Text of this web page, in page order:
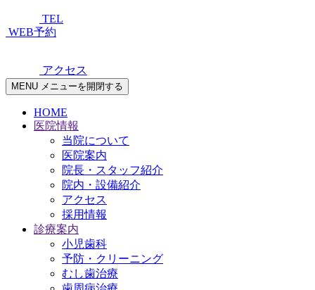
TEL
WEB予約
アクセス
MENU メニューを開閉する
HOME
医院情報
当院について
医院案内
院長・スタッフ紹介
院内・設備紹介
アクセス
採用情報
診療案内
小児歯科
予防・クリーニング
むし歯治療